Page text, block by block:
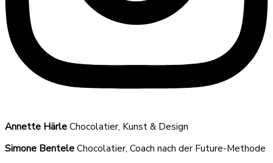
Annette HärleChocolatier, Kunst & Design
Simone BenteleChocolatier, Coach nach der Future-Methode